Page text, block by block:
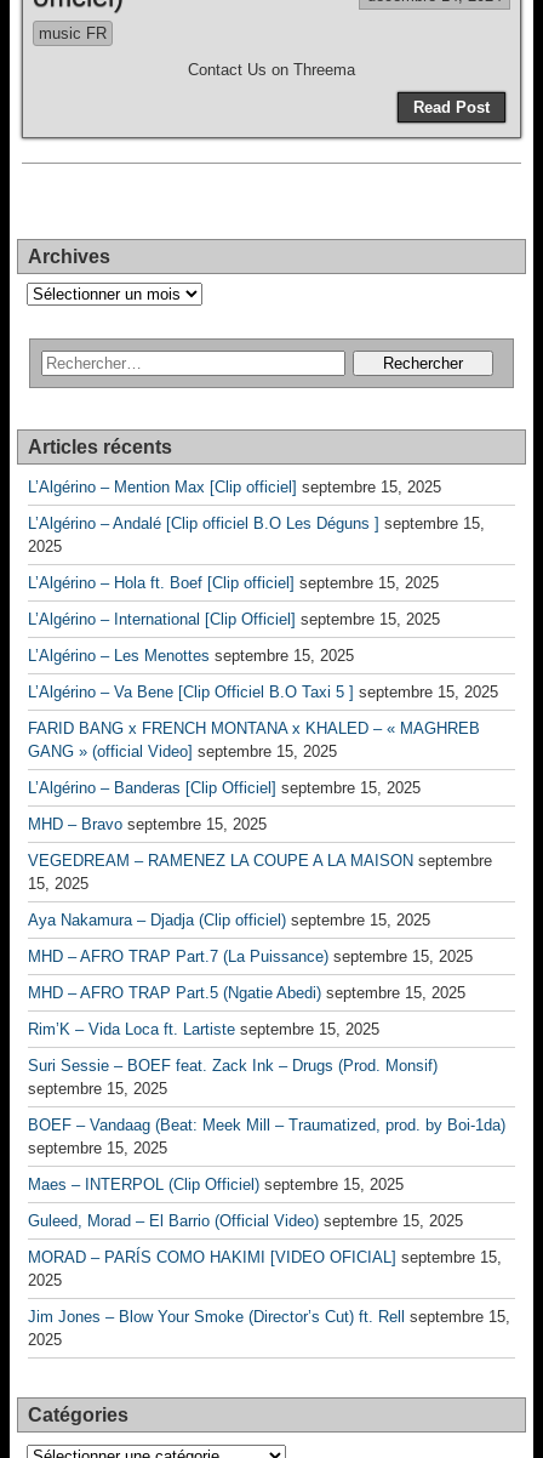
music FR
Contact Us on Threema
Read Post
Archives
Archives
Articles récents
L’Algérino – Mention Max [Clip officiel] septembre 15, 2025
L’Algérino – Andalé [Clip officiel B.O Les Déguns ] septembre 15,
2025
L’Algérino – Hola ft. Boef [Clip officiel] septembre 15, 2025
L’Algérino – International [Clip Officiel] septembre 15, 2025
L’Algérino – Les Menottes septembre 15, 2025
L’Algérino – Va Bene [Clip Officiel B.O Taxi 5 ] septembre 15, 2025
FARID BANG x FRENCH MONTANA x KHALED – « MAGHREB
GANG » (official Video] septembre 15, 2025
L’Algérino – Banderas [Clip Officiel] septembre 15, 2025
MHD – Bravo septembre 15, 2025
VEGEDREAM – RAMENEZ LA COUPE A LA MAISON septembre
15, 2025
Aya Nakamura – Djadja (Clip officiel) septembre 15, 2025
MHD – AFRO TRAP Part.7 (La Puissance) septembre 15, 2025
MHD – AFRO TRAP Part.5 (Ngatie Abedi) septembre 15, 2025
Rim’K – Vida Loca ft. Lartiste septembre 15, 2025
Suri Sessie – BOEF feat. Zack Ink – Drugs (Prod. Monsif)
septembre 15, 2025
BOEF – Vandaag (Beat: Meek Mill – Traumatized, prod. by Boi-1da)
septembre 15, 2025
Maes – INTERPOL (Clip Officiel) septembre 15, 2025
Guleed, Morad – El Barrio (Official Video) septembre 15, 2025
MORAD – PARÍS COMO HAKIMI [VIDEO OFICIAL] septembre 15,
2025
Jim Jones – Blow Your Smoke (Director’s Cut) ft. Rell
septembre 15,
2025
Catégories
Catégories